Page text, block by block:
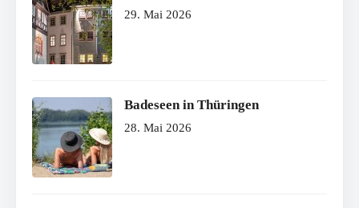
29. Mai 2026
Badeseen in Thüringen
28. Mai 2026